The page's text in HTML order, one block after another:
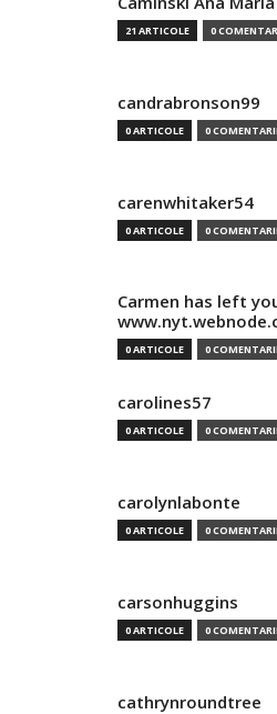
21 ARTICOLE 0
candrabronson99
0 ARTICOLE 0 COMENTARII
carenwhitaker54
0 ARTICOLE 0 COMENTARII
Carmen has left
0 ARTICOLE 0 COMENTARII
carolines57
0 ARTICOLE 0 COMENTARII
carolynlabonte
0 ARTICOLE 0 COMENTARII
carsonhuggins
0 ARTICOLE 0 COMENTARII
cathrynroundtree